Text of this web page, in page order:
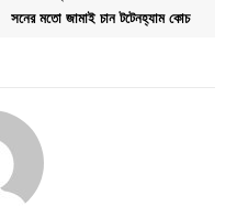
সনের মতো জামাই চান টটেনহ্যাম কোচ